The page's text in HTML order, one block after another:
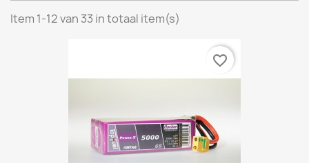
Item 1-12 van 33 in totaal item(s)
favorite_border